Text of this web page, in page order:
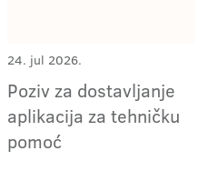
24. jul 2026.
Poziv za dostavljanje
aplikacija za tehničku
pomoć